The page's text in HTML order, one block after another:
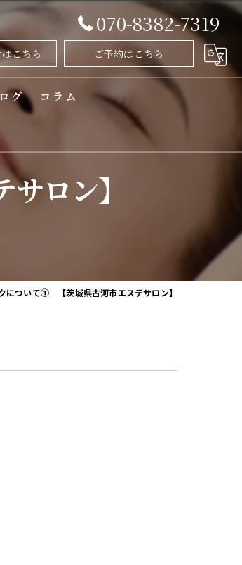
070-8382-7319
こちら ご予約はこちら
グ コラム
ロン】
について① 【茨城県古河市エステサロン】